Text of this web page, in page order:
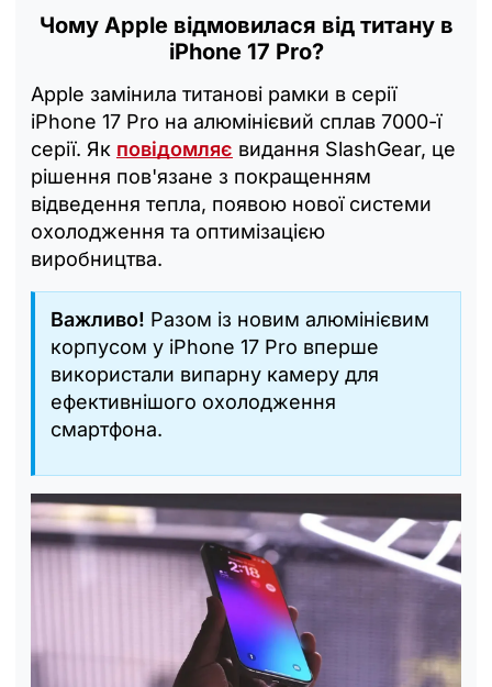
Чому Apple відмовилася від титану в
iPhone 17 Pro?
Apple замінила титанові рамки в серії
iPhone 17 Pro на алюмінієвий сплав 7000-ї
серії. Як повідомляє видання SlashGear, це
рішення пов'язане з покращенням
відведення тепла, появою нової системи
охолодження та оптимізацією
виробництва.
Важливо! Разом із новим алюмінієвим
корпусом у iPhone 17 Pro вперше
використали випарну камеру для
ефективнішого охолодження
смартфона.